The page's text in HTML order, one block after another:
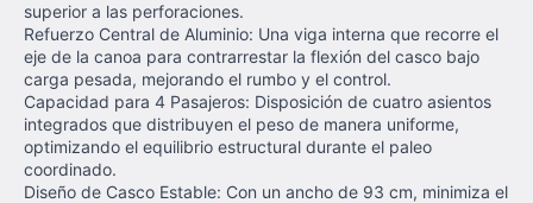
superior a las perforaciones.
Refuerzo Central de Aluminio: Una viga interna que recorre el
eje de la canoa para contrarrestar la flexión del casco bajo
carga pesada, mejorando el rumbo y el control.
Capacidad para 4 Pasajeros: Disposición de cuatro asientos
integrados que distribuyen el peso de manera uniforme,
optimizando el equilibrio estructural durante el paleo
coordinado.
Diseño de Casco Estable: Con un ancho de 93 cm, minimiza el